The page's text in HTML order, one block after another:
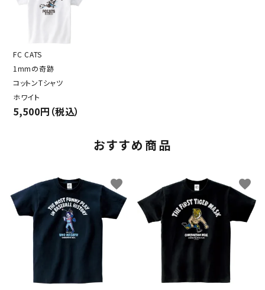
FC CATS
1mmの奇跡
コットンTシャツ
ホワイト
5,500円（税込）
おすすめ商品
favorite favorite